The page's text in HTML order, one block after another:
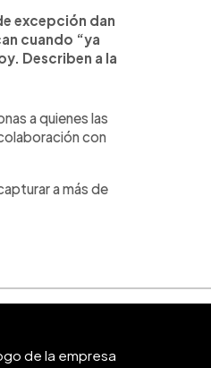
excepción dan
cuando “ya
Describen a la
a quienes las
con
a más de